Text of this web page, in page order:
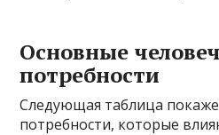
Основные
потребности
Следующая таблица
потребности, которые